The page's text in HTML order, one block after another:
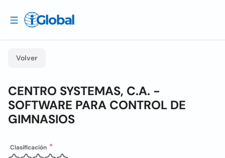
Volver
CENTRO SYSTEMAS, C.A. -
SOFTWARE PARA CONTROL DE
GIMNASIOS
Clasificación